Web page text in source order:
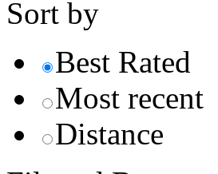
Sort by
Best Rated
Most recent
Distance